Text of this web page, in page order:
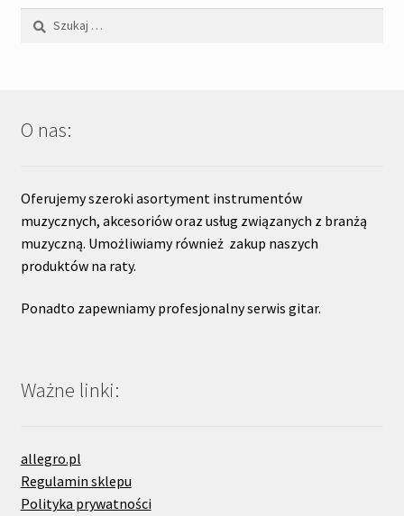
O nas:
Oferujemy szeroki asortyment instrumentów
muzycznych, akcesoriów oraz usług związanych z branżą
muzyczną. Umożliwiamy również zakup naszych
produktów na raty.
Ponadto zapewniamy profesjonalny serwis gitar.
Ważne linki:
allegro.pl
Regulamin sklepu
Polityka prywatności